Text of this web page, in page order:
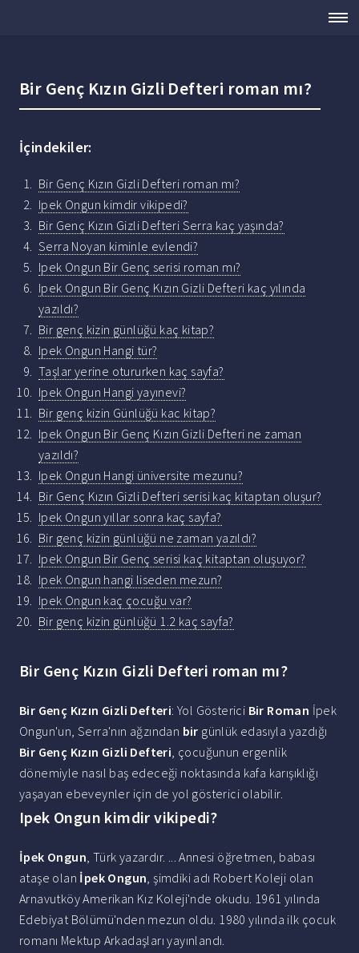
Bir Genç Kızın Gizli Defteri roman mı?
İçindekiler:
Bir Genç Kızın Gizli Defteri roman mı?
Ipek Ongun kimdir vikipedi?
Bir Genç Kızın Gizli Defteri Serra kaç yaşında?
Serra Noyan kiminle evlendi?
Ipek Ongun Bir Genç serisi roman mı?
Ipek Ongun Bir Genç Kızın Gizli Defteri kaç yılında
yazıldı?
Bir genç kizin günlüğü kaç kitap?
Ipek Ongun Hangi tür?
Taşlar yerine otururken kaç sayfa?
Ipek Ongun Hangi yayınevi?
Bir genç kizin Günlüğü kac kitap?
Ipek Ongun Bir Genç Kızın Gizli Defteri ne zaman
yazıldı?
Ipek Ongun Hangi üniversite mezunu?
Bir Genç Kızın Gizli Defteri serisi kaç kitaptan oluşur?
Ipek Ongun yıllar sonra kaç sayfa?
Bir genç kizin günlüğü ne zaman yazıldı?
Ipek Ongun Bir Genç serisi kaç kitaptan oluşuyor?
Ipek Ongun hangi liseden mezun?
Ipek Ongun kaç çocuğu var?
Bir genç kizin günlüğü 1.2 kaç sayfa?
Bir Genç Kızın Gizli Defteri roman mı?
Bir Genç Kızın Gizli Defteri: Yol Gösterici Bir Roman İpek
Ongun'un, Serra'nın ağzından bir günlük edasıyla yazdığı
Bir Genç Kızın Gizli Defteri, çocuğunun ergenlik
dönemiyle nasıl baş edeceği noktasında kafa karışıklığı
yaşayan ebeveynler için de yol gösterici olabilir.
Ipek Ongun kimdir vikipedi?
İpek Ongun, Türk yazardır. ... Annesi öğretmen, babası
ataşe olan İpek Ongun, şimdiki adı Robert Koleji olan
Arnavutköy Amerikan Kız Koleji'nde okudu. 1961 yılında
Edebiyat Bölümü'nden mezun oldu. 1980 yılında ilk çocuk
romanı Mektup Arkadaşları yayınlandı.